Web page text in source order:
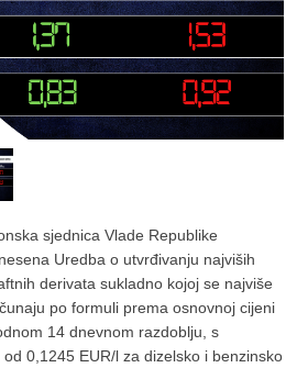
sjednica Vlade Republike
Uredba o utvrđivanju najviših
derivata sukladno kojoj se najviše
po formuli prema osnovnoj cijeni
14 dnevnom razdoblju, s
0,1245 EUR/l za dizelsko i benzinsko